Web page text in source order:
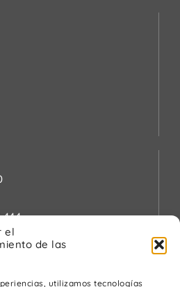
el
de las
utilizamos tecnologías
444